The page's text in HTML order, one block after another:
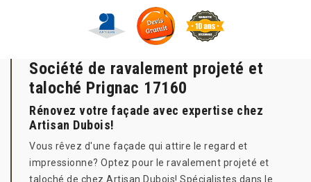
Société de ravalement projeté et
taloché Prignac 17160
Rénovez votre façade avec expertise chez
Artisan Dubois!
Vous rêvez d'une façade qui attire le regard et
impressionne? Optez pour le ravalement projeté et
taloché de chez Artisan Dubois! Spécialistes dans le